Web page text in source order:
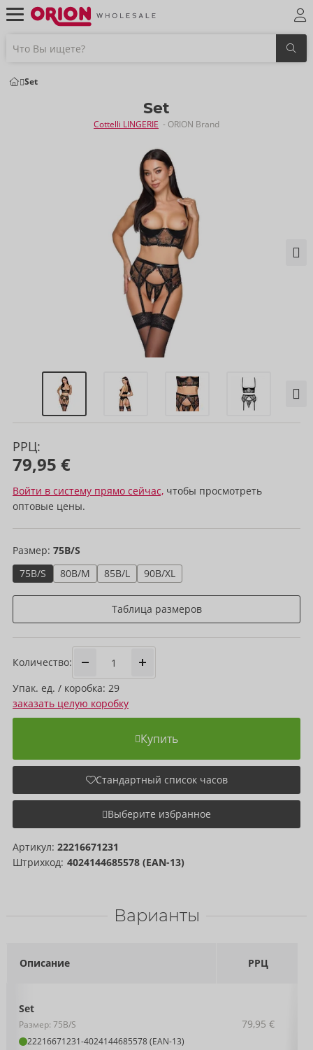
Set
Set
Cottelli LINGERIE - ORION Brand
РРЦ:
79,95 €
Войти в систему прямо сейчас, чтобы просмотреть
оптовые цены.
Размер: 75B/S
75B/S
80B/M 85B/L 90B/XL
Таблица размеров
Количество:
Упак. ед. / коробка: 29
заказать целую коробку
Купить
Стандартный список часов
Выберите избранное
Артикул: 22216671231
Штрихкод: 4024144685578 (EAN-13)
Варианты
Описание РРЦ
Set
Размер: 75B/S
22216671231-4024144685578 (EAN-13)
79,95 €